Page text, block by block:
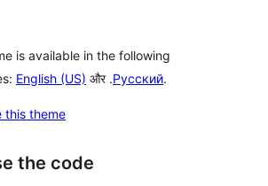
is available in the following
English (US) और .Русский.
this theme
the code